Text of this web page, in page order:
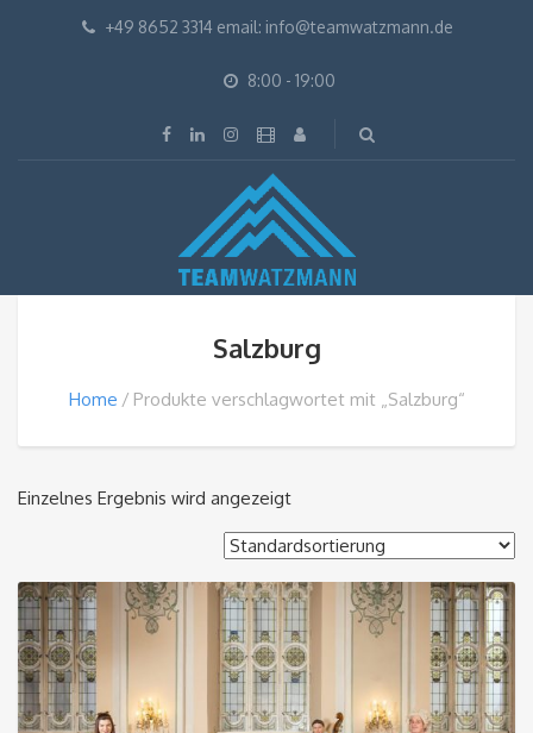
+49 8652 3314 email: info@teamwatzmann.de
8:00 - 19:00
Salzburg
Home Produkte verschlagwortet mit „Salzburg“
Einzelnes Ergebnis wird angezeigt